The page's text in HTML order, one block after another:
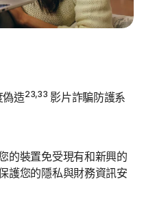
偽造23,33 影片詐騙防護系
的裝置免受現有和新興的
護您的隱私與財務資訊安